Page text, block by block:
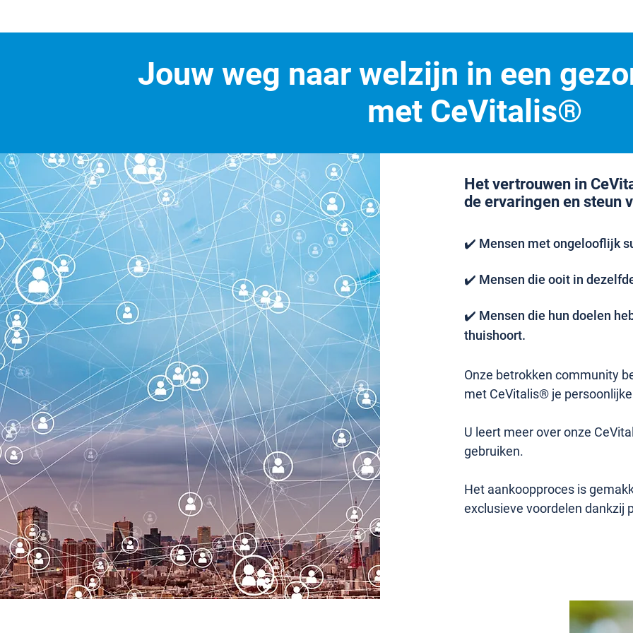
Jouw weg naar welzijn in een
met CeVitalis®
Het vertrouwen in
de ervaringen en steun
✔️ Mensen met ongelooflijk
✔️ Mensen die ooit in
✔️ Mensen die hun doelen
thuishoort.
Onze betrokken community
met CeVitalis® je
U leert meer over onze
gebruiken.
Het aankoopproces is
exclusieve voordelen dankzij